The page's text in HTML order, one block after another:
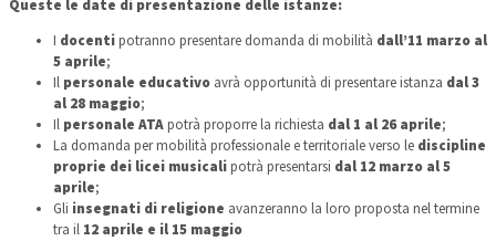
Queste le date di presentazione delle istanze:
I docentipotranno presentare domanda di mobilità dall’11 marzo al
5 aprile;
Il personale educativo avrà opportunità di presentare istanza dal 3
al 28 maggio;
Il personale ATApotrà proporre la richiesta dal 1 al 26 aprile;
La domanda per mobilità professionale e territoriale verso le discipline
proprie dei licei musicalipotrà presentarsi dal 12 marzo al 5
aprile;
Gli insegnati di religione avanzeranno la loro proposta nel termine
tra il 12 aprile e il 15 maggio